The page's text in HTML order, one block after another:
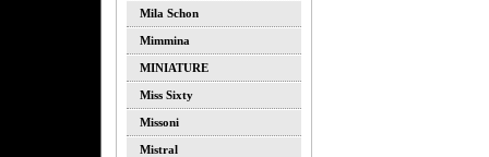
Mila Schon
Mimmina
MINIATURE
Miss Sixty
Missoni
Mistral